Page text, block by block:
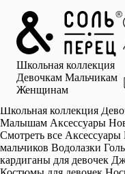
Школьная коллекция
Девочкам Мальчикам
Женщинам
Главная
Каталог
Избранное
Школьная коллекция
Малышам Аксессуары
Смотреть все Аксессуары
мальчиков Водолазки
кардиганы для девочек